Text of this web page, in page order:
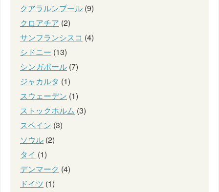
クアラルンプール (9)
クロアチア (2)
サンフランシスコ (4)
シドニー (13)
シンガポール (7)
ジャカルタ (1)
スウェーデン (1)
ストックホルム (3)
スペイン (3)
ソウル (2)
タイ (1)
デンマーク (4)
ドイツ (1)